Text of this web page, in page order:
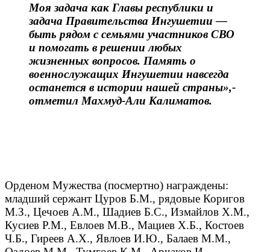
Моя задача как Главы республики и
задача Правительства Ингушетии —
быть рядом с семьями участников СВО
и помогать в решении любых
жизненных вопросов. Память о
военнослужащих Ингушетии навсегда
останется в истории нашей страны»,-
отметил Махмуд-Али Калиматов.
Орденом Мужества (посмертно) награждены:
младший сержант Цуров Б.М., рядовые Коригов
М.З., Цечоев А.М., Шадиев Б.С., Измайлов Х.М.,
Кусиев Р.М., Евлоев М.В., Мациев Х.Б., Костоев
Ч.Б., Гиреев А.Х., Явлоев И.Ю., Балаев М.М.,